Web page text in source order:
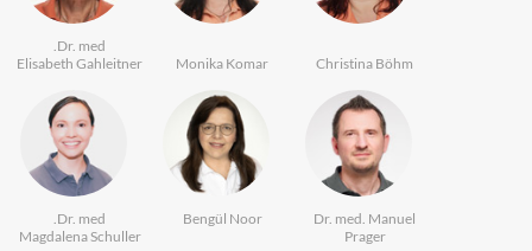
Dr. med.
Elisabeth Gahleitner
Monika Komar Christina Böhm
Dr. med.
Magdalena Schuller
Bengül Noor
Dr. med. Manuel
Prager